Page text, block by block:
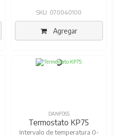
SKU: 070040100
Agregar
DANFOSS
Termostato KP75
Intervalo de temperatura 0-